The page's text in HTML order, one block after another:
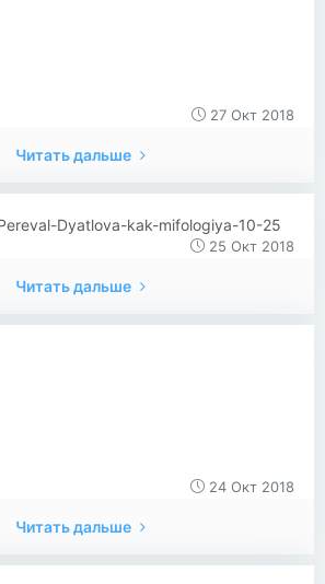
27 Окт 2018
Читать дальше
Dyatlova-kak-mifologiya-10-25
25 Окт 2018
Читать дальше
24 Окт 2018
Читать дальше